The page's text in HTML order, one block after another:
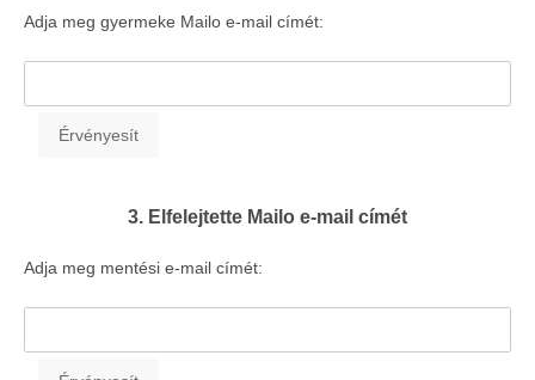
Adja meg gyermeke Mailo e-mail címét:
3. Elfelejtette Mailo e-mail címét
Adja meg mentési e-mail címét: